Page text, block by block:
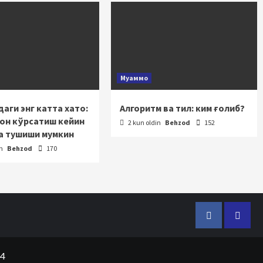
энг катта хато:
кўрсатиш кейин
тушиши мумкин
Behzod 170
Муаммо
Алгоритм ва тил: ким ғолиб?
2 kun oldin Behzod 152
Facebook